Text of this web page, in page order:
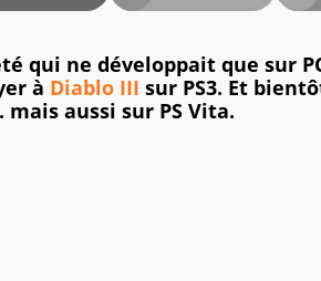
qui ne développait que sur
à Diablo III sur PS3. Et
mais aussi sur PS Vita.